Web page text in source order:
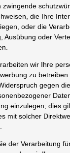
zwingende
die Ihre
oder die
Ausübung oder
wir Ihre
zu
gegen
einzulegen; dies
mit solcher
der Verarbeitung